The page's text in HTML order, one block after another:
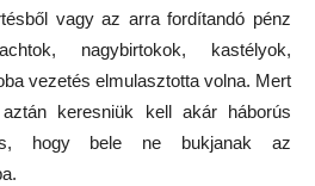
vagy az arra fordítandó pénz
nagybirtokok, kastélyok,
vezetés elmulasztotta volna. Mert
keresniük kell akár háborús
is, hogy bele ne bukjanak az